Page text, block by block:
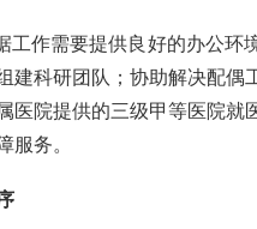
工作需要提供良好的办公环
建科研团队；协助解决配偶
医院提供的三级甲等医院就
服务。